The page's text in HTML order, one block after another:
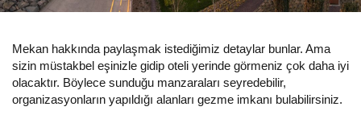
Mekan hakkında paylaşmak istediğimiz detaylar bunlar. Ama
sizin müstakbel eşinizle gidip oteli yerinde görmeniz çok daha iyi
olacaktır. Böylece sunduğu manzaraları seyredebilir,
organizasyonların yapıldığı alanları gezme imkanı bulabilirsiniz.